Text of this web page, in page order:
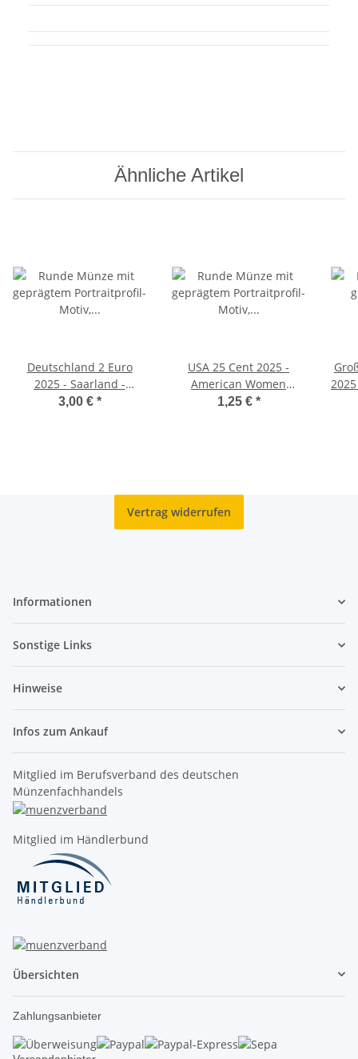
Ähnliche Artikel
Deutschland 2 Euro
2025 - Saarland -
Saarschleife - D*
3,00 € *
USA 25 Cent 2025 -
American Women
Quarter #11 - Juliette G.
1,25 € *
Vertrag widerrufen
Informationen
Sonstige Links
Hinweise
Infos zum Ankauf
Mitglied im Berufsverband des deutschen
Münzenfachhandels
Mitglied im Händlerbund
Übersichten
Zahlungsanbieter